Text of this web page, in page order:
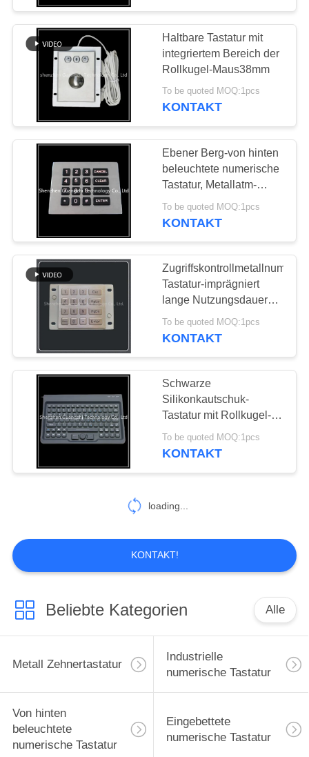
Industrielle
Tastaturen mit
Touchpad
20
Trackball Zeigegerät
26
wasserdichte
Tastatur
Edelstahltastatur
30
Pin kodieren
Tastatur
19
Haltbare Tastatur mit
integriertem Bereich der
Rollkugel-Maus38mm
To be quoted MOQ:1pcs
KONTAKT
Ebener Berg-von hinten
beleuchtete numerische
Tastatur, Metallatm-
Maschinen-Zahl-Auflage
To be quoted MOQ:1pcs
KONTAKT
Tastatur-imprägniert
lange Nutzungsdauer
Ip65 Grad
To be quoted MOQ:1pcs
KONTAKT
Schwarze
Silikonkautschuk-
Tastatur mit Rollkugel-
Mausder natürlichen
größe Verbindung usb
To be quoted MOQ:1pcs
KONTAKT
loading...
KONTAKT!
Beliebte Kategorien Alle
Metall Zehnertastatur
Industrielle
numerische Tastatur
Von hinten
beleuchtete
numerische Tastatur
Eingebettete
numerische Tastatur